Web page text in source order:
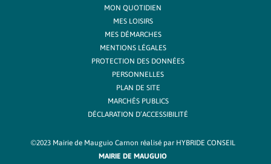
MON QUOTIDIEN
MES LOISIRS
MES DÉMARCHES
MENTIONS LÉGALES
PROTECTION DES DONNÉES
PERSONNELLES
PLAN DE SITE
MARCHÉS PUBLICS
DÉCLARATION D’ACCESSIBILITÉ
©2023 Mairie de Mauguio Carnon réalisé par HYBRIDE CONSEIL
MAIRIE DE MAUGUIO